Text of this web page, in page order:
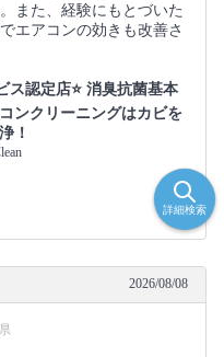
また、経験にもとづいた
エアコンの効きも改善さ
ス認定店⭐️ 消臭抗菌基本
ンクリーニングはカビを
！
2026/08/08
詳細検索